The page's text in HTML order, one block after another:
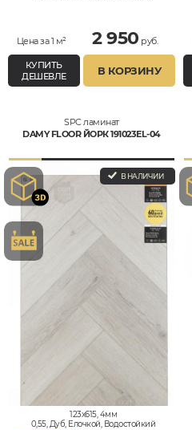
Цена за 1 м² 2 950 руб.
КУПИТЬ
ДЕШЕВЛЕ
В КОРЗИНУ
SPC ламинат
DAMY FLOOR ЙОРК 191023EL-04
В НАЛИЧИИ
123x615, 4мм
0,55, Дуб, Елочкой, Водостойкий